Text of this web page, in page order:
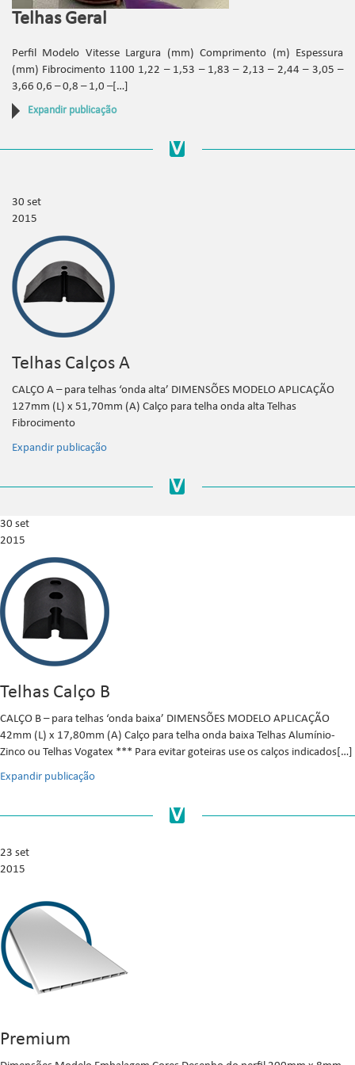
Telhas Geral
Perfil Modelo Vitesse Largura (mm) Comprimento (m) Espessura
(mm) Fibrocimento 1100 1,22 – 1,53 – 1,83 – 2,13 – 2,44 – 3,05 –
3,66 0,6 – 0,8 – 1,0 –[…]
Expandir publicação
30 set
2015
Telhas Calços A
CALÇO A – para telhas ‘onda alta’ DIMENSÕES MODELO APLICAÇÃO
127mm (L) x 51,70mm (A) Calço para telha onda alta Telhas
Fibrocimento
Expandir publicação
30 set
2015
Telhas Calço B
CALÇO B – para telhas ‘onda baixa’ DIMENSÕES MODELO APLICAÇÃO
42mm (L) x 17,80mm (A) Calço para telha onda baixa Telhas Alumínio-
Zinco ou Telhas Vogatex *** Para evitar goteiras use os calços indicados[…]
Expandir publicação
23 set
2015
Premium